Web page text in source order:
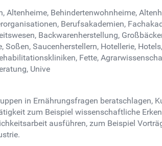
Behindertenwohnheime,
Berufsakademien,
Backwarenherstellung,
Saucenherstellern, Hotellerie, Hotels,
Fette,
Unive
in Ernährungsfragen beratschlagen,
zum Beispiel wissenschaftliche
ausführen, zum Beispiel